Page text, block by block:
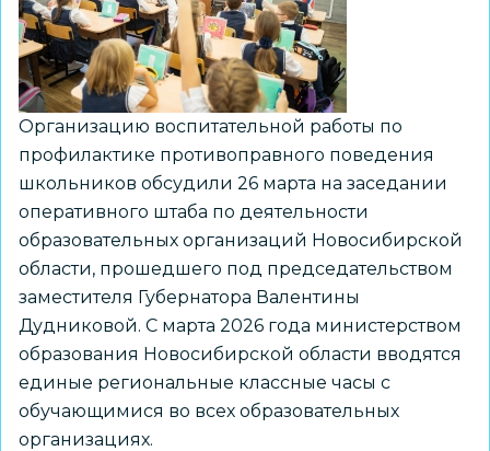
несовершеннолетних
Организацию воспитательной работы по
профилактике противоправного поведения
школьников обсудили 26 марта на заседании
оперативного штаба по деятельности
образовательных организаций Новосибирской
области, прошедшего под председательством
заместителя Губернатора Валентины
Дудниковой. С марта 2026 года министерством
образования Новосибирской области вводятся
единые региональные классные часы с
обучающимися во всех образовательных
организациях.